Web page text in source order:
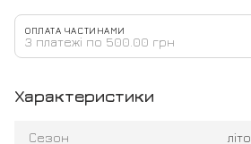
ОПЛАТА ЧАСТИНАМИ
3 платежі по 500.00 грн
Характеристики
Сезон літо